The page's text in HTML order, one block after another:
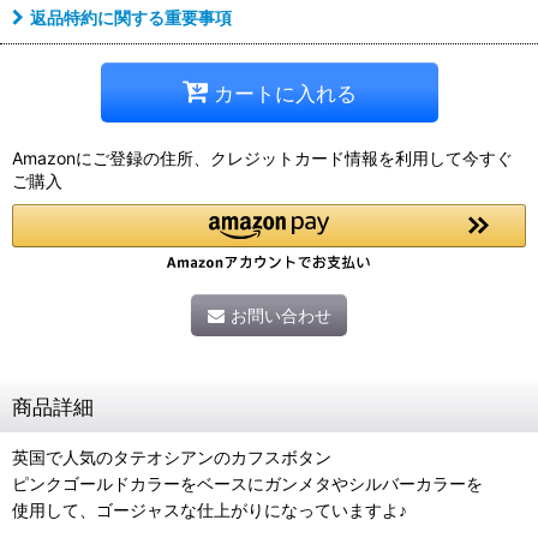
返品特約に関する重要事項
カートに入れる
Amazonにご登録の住所、クレジットカード情報を利用して今すぐ
ご購入
お問い合わせ
商品詳細
英国で人気のタテオシアンのカフスボタン
ピンクゴールドカラーをベースにガンメタやシルバーカラーを
使用して、ゴージャスな仕上がりになっていますよ♪